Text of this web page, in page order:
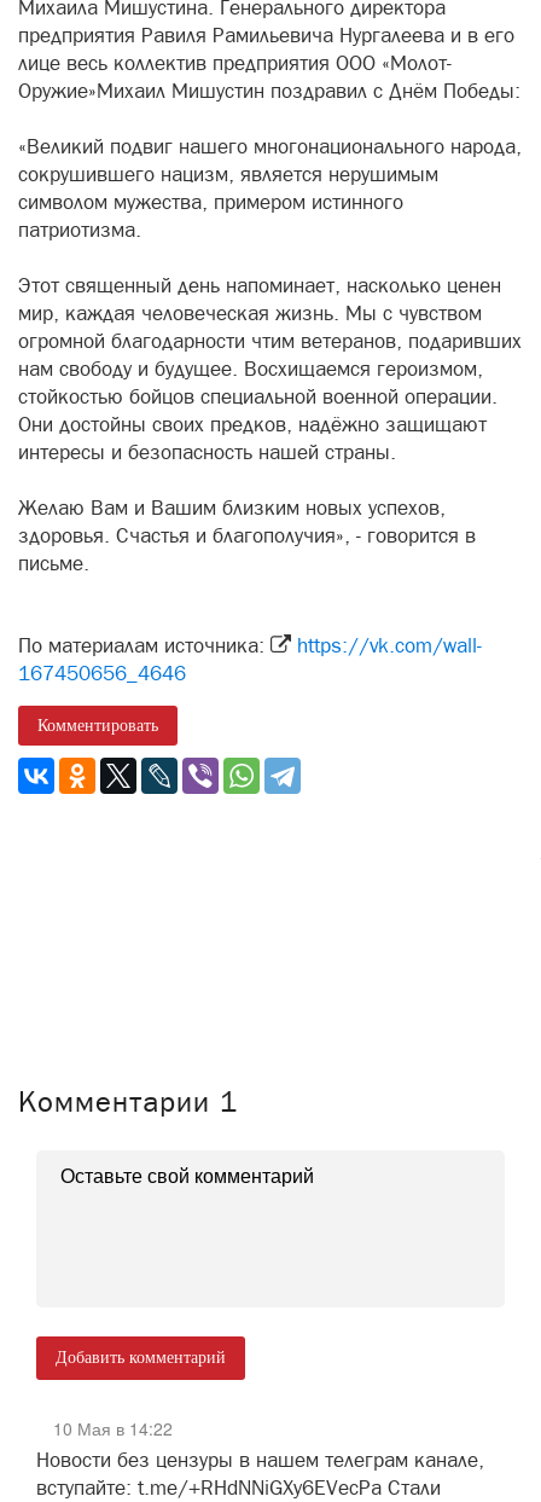
Михаила Мишустина. Генерального директора
предприятия Равиля Рамильевича Нургалеева и в его
лице весь коллектив предприятия ООО «Молот-
Оружие»Михаил Мишустин поздравил с Днём Победы:
«Великий подвиг нашего многонационального народа,
сокрушившего нацизм, является нерушимым
символом мужества, примером истинного
патриотизма.
Этот священный день напоминает, насколько ценен
мир, каждая человеческая жизнь. Мы с чувством
огромной благодарности чтим ветеранов, подаривших
нам свободу и будущее. Восхищаемся героизмом,
стойкостью бойцов специальной военной операции.
Они достойны своих предков, надёжно защищают
интересы и безопасность нашей страны.
Желаю Вам и Вашим близким новых успехов,
здоровья. Счастья и благополучия», - говорится в
письме.
По материалам источника:
https://vk.com/wall-
167450656_4646
Комментировать
Комментарии 1
Добавить комментарий
10 Мая в 14:22
Новости без цензуры в нашем телеграм канале,
вступайте: t.me/+RHdNNiGXy6EVecPa Стали